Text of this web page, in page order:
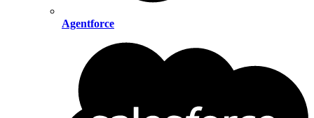
Agentforce